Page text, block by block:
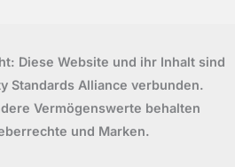
Diese Website und ihr Inhalt sind
Standards Alliance verbunden.
Vermögenswerte behalten
und Marken.